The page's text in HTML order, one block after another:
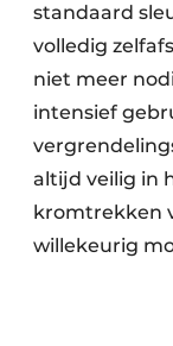
standaard
volledig
niet meer
intensief
altijd veilig in
kromtrekken
willekeurig